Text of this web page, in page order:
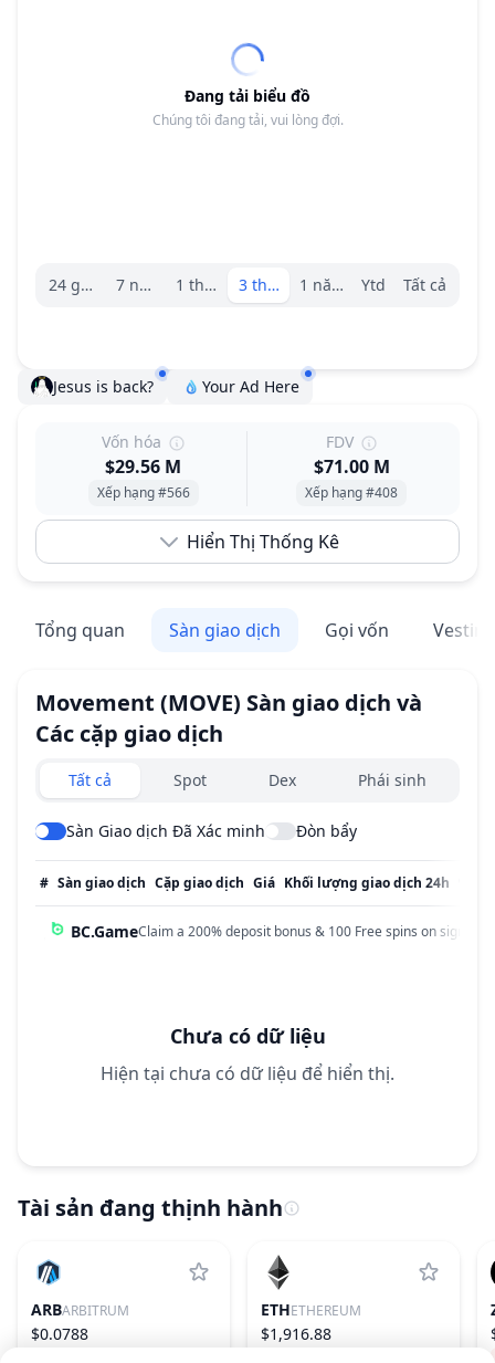
Đang tải biểu đồ
Chúng tôi đang tải, vui lòng đợi.
Trình chọn khoảng.
24 giờ 7 ngày 1 tháng 3 tháng 1 năm Ytd Tất cả
Jesus is back? Your Ad Here
Vốn hóa
$29.56 M
Xếp hạng #566
FDV
$71.00 M
Xếp hạng #408
Hiển Thị Thống Kê
Tổng quan Sàn giao dịch Gọi vốn Vesting
Movement (MOVE) Sàn giao dịch và
Các cặp giao dịch
Exchanges type
Tất cả Spot Dex Phái sinh
Sàn Giao dịch Đã Xác minh Đòn bẩy
# Sàn giao dịch Cặp giao dịch Giá Khối lượng giao dịch 24h
BC.GameClaim a 200% deposit bonus & 100 Free spins on sign up!
Chưa có dữ liệu
Hiện tại chưa có dữ liệu để hiển thị.
Tài sản đang thịnh hành
ARBARBITRUM
$0.0788
ETHETHEREUM
$1,916.88